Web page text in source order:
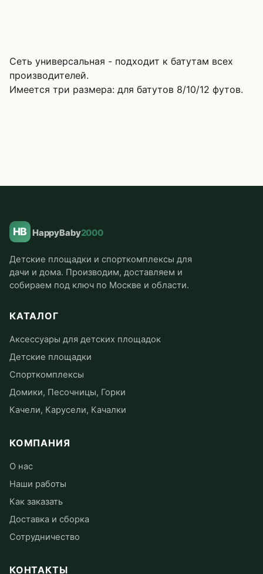
Сеть универсальная - подходит к батутам всех
производителей.
Имеется три размера: для батутов 8/10/12 футов.
HB HappyBaby2000
Детские площадки и спорткомплексы для
дачи и дома. Производим, доставляем и
собираем под ключ по Москве и области.
КАТАЛОГ
Аксессуары для детских площадок
Детские площадки
Спорткомплексы
Домики, Песочницы, Горки
Качели, Карусели, Качалки
КОМПАНИЯ
О нас
Наши работы
Как заказать
Доставка и сборка
Сотрудничество
КОНТАКТЫ